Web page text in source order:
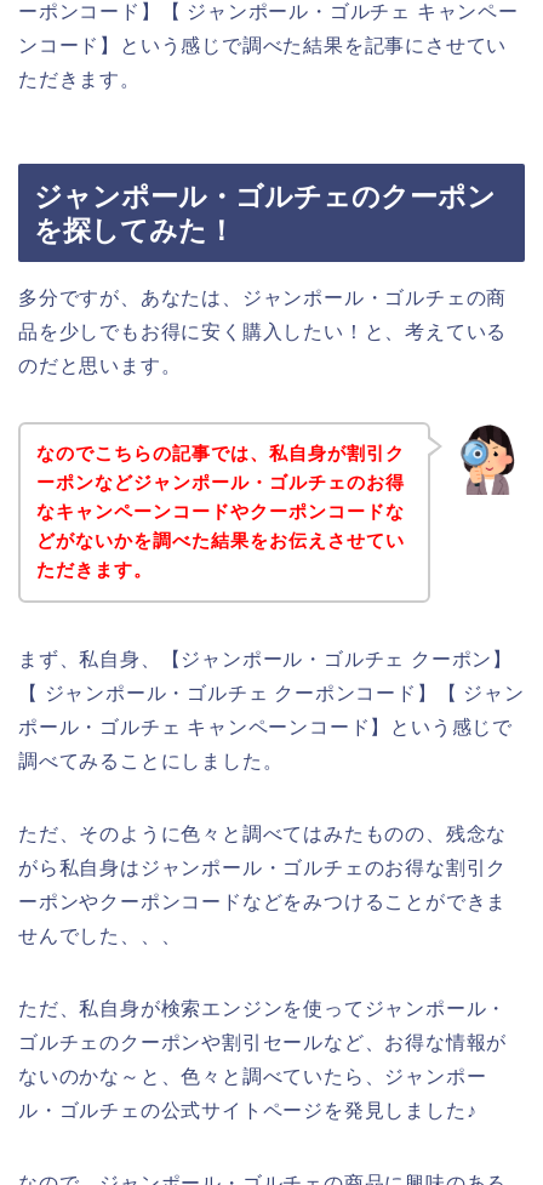
ーポンコード】【 ジャンポール・ゴルチェ キャンペー
ンコード】という感じで調べた結果を記事にさせてい
ただきます。
ジャンポール・ゴルチェのクーポン
を探してみた！
多分ですが、あなたは、ジャンポール・ゴルチェの商
品を少しでもお得に安く購入したい！と、考えている
のだと思います。
なのでこちらの記事では、私自身が割引ク
ーポンなどジャンポール・ゴルチェのお得
なキャンペーンコードやクーポンコードな
どがないかを調べた結果をお伝えさせてい
ただきます。
まず、私自身、【ジャンポール・ゴルチェ クーポン】
【 ジャンポール・ゴルチェ クーポンコード】【 ジャン
ポール・ゴルチェ キャンペーンコード】という感じで
調べてみることにしました。
ただ、そのように色々と調べてはみたものの、残念な
がら私自身はジャンポール・ゴルチェのお得な割引ク
ーポンやクーポンコードなどをみつけることができま
せんでした、、、
ただ、私自身が検索エンジンを使ってジャンポール・
ゴルチェのクーポンや割引セールなど、お得な情報が
ないのかな～と、色々と調べていたら、ジャンポー
ル・ゴルチェの公式サイトページを発見しました♪